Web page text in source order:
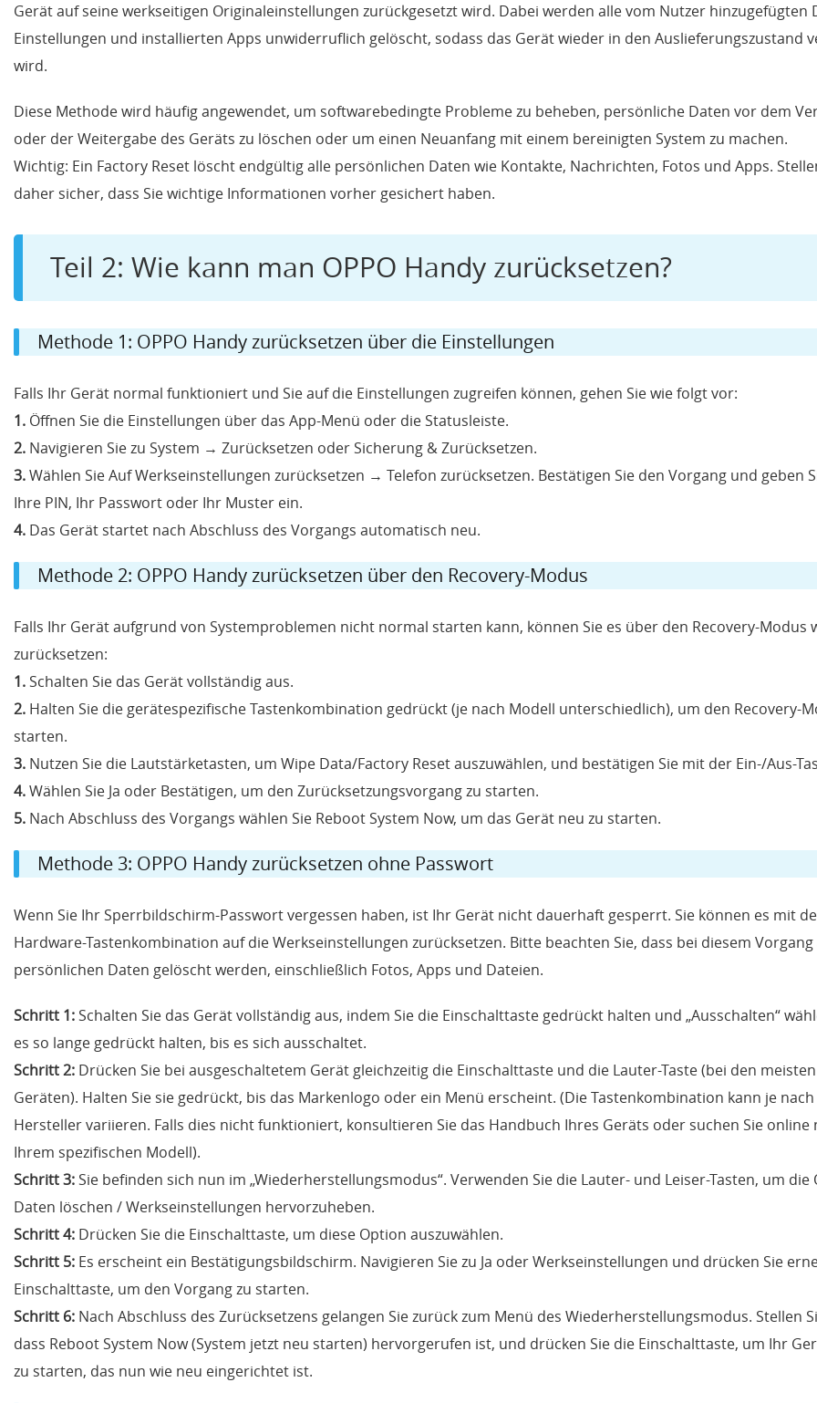
Gerät auf seine werkseitigen Originaleinstellungen zurückgesetzt wird. Dabei werden alle vom Nutzer hinzugefügten
Einstellungen und installierten Apps unwiderruflich gelöscht, sodass das Gerät wieder in den Auslieferungszustand
wird.
Diese Methode wird häufig angewendet, um softwarebedingte Probleme zu beheben, persönliche Daten vor dem
oder der Weitergabe des Geräts zu löschen oder um einen Neuanfang mit einem bereinigten System zu machen.
Wichtig: Ein Factory Reset löscht endgültig alle persönlichen Daten wie Kontakte, Nachrichten, Fotos und Apps.
daher sicher, dass Sie wichtige Informationen vorher gesichert haben.
Teil 2: Wie kann man OPPO Handy zurücksetzen?
Methode 1: OPPO Handy zurücksetzen über die Einstellungen
Falls Ihr Gerät normal funktioniert und Sie auf die Einstellungen zugreifen können, gehen Sie wie folgt vor:
1. Öffnen Sie die Einstellungen über das App-Menü oder die Statusleiste.
2. Navigieren Sie zu System → Zurücksetzen oder Sicherung & Zurücksetzen.
3.Wählen Sie Auf Werkseinstellungen zurücksetzen → Telefon zurücksetzen. Bestätigen Sie den Vorgang und geben
Ihre PIN, Ihr Passwort oder Ihr Muster ein.
4. Das Gerät startet nach Abschluss des Vorgangs automatisch neu.
Methode 2: OPPO Handy zurücksetzen über den Recovery-Modus
Falls Ihr Gerät aufgrund von Systemproblemen nicht normal starten kann, können Sie es über den Recovery-Modus
zurücksetzen:
1. Schalten Sie das Gerät vollständig aus.
2. Halten Sie die gerätespezifische Tastenkombination gedrückt (je nach Modell unterschiedlich), um den Recovery-
starten.
3. Nutzen Sie die Lautstärketasten, um Wipe Data/Factory Reset auszuwählen, und bestätigen Sie mit der Ein-/Aus-
4.Wählen Sie Ja oder Bestätigen, um den Zurücksetzungsvorgang zu starten.
5. Nach Abschluss des Vorgangs wählen Sie Reboot System Now, um das Gerät neu zu starten.
Methode 3: OPPO Handy zurücksetzen ohne Passwort
Wenn Sie Ihr Sperrbildschirm-Passwort vergessen haben, ist Ihr Gerät nicht dauerhaft gesperrt. Sie können es mit
Hardware-Tastenkombination auf die Werkseinstellungen zurücksetzen. Bitte beachten Sie, dass bei diesem Vorgang
persönlichen Daten gelöscht werden, einschließlich Fotos, Apps und Dateien.
Schritt 1: Schalten Sie das Gerät vollständig aus, indem Sie die Einschalttaste gedrückt halten und „Ausschalten“
es so lange gedrückt halten, bis es sich ausschaltet.
Schritt 2: Drücken Sie bei ausgeschaltetem Gerät gleichzeitig die Einschalttaste und die Lauter-Taste (bei den meisten
Geräten). Halten Sie sie gedrückt, bis das Markenlogo oder ein Menü erscheint. (Die Tastenkombination kann je nach
Hersteller variieren. Falls dies nicht funktioniert, konsultieren Sie das Handbuch Ihres Geräts oder suchen Sie online
Ihrem spezifischen Modell).
Schritt 3: Sie befinden sich nun im „Wiederherstellungsmodus“. Verwenden Sie die Lauter- und Leiser-Tasten, um die
Daten löschen / Werkseinstellungen hervorzuheben.
Schritt 4: Drücken Sie die Einschalttaste, um diese Option auszuwählen.
Schritt 5: Es erscheint ein Bestätigungsbildschirm. Navigieren Sie zu Ja oder Werkseinstellungen und drücken Sie
Einschalttaste, um den Vorgang zu starten.
Schritt 6: Nach Abschluss des Zurücksetzens gelangen Sie zurück zum Menü des Wiederherstellungsmodus. Stellen
dass Reboot System Now (System jetzt neu starten) hervorgerufen ist, und drücken Sie die Einschalttaste, um Ihr
zu starten, das nun wie neu eingerichtet ist.